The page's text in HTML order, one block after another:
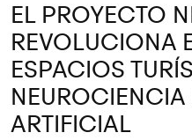
EL PROYECTO
REVOLUCIONA
ESPACIOS
ARTIFICIAL